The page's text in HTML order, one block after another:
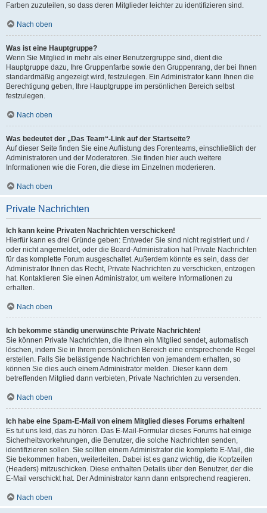
Farben zuzuteilen, so dass deren Mitglieder leichter zu identifizieren sind.
Nach oben
Was ist eine Hauptgruppe?
Wenn Sie Mitglied in mehr als einer Benutzergruppe sind, dient die
Hauptgruppe dazu, Ihre Gruppenfarbe sowie den Gruppenrang, der bei Ihnen
standardmäßig angezeigt wird, festzulegen. Ein Administrator kann Ihnen die
Berechtigung geben, Ihre Hauptgruppe im persönlichen Bereich selbst
festzulegen.
Nach oben
Was bedeutet der „Das Team“-Link auf der Startseite?
Auf dieser Seite finden Sie eine Auflistung des Forenteams, einschließlich der
Administratoren und der Moderatoren. Sie finden hier auch weitere
Informationen wie die Foren, die diese im Einzelnen moderieren.
Nach oben
Private Nachrichten
Ich kann keine Privaten Nachrichten verschicken!
Hierfür kann es drei Gründe geben: Entweder Sie sind nicht registriert und /
oder nicht angemeldet, oder die Board-Administration hat Private Nachrichten
für das komplette Forum ausgeschaltet. Außerdem könnte es sein, dass der
Administrator Ihnen das Recht, Private Nachrichten zu verschicken, entzogen
hat. Kontaktieren Sie einen Administrator, um weitere Informationen zu
erhalten.
Nach oben
Ich bekomme ständig unerwünschte Private Nachrichten!
Sie können Private Nachrichten, die Ihnen ein Mitglied sendet, automatisch
löschen, indem Sie in Ihrem persönlichen Bereich eine entsprechende Regel
erstellen. Falls Sie belästigende Nachrichten von jemandem erhalten, so
können Sie dies auch einem Administrator melden. Dieser kann dem
betreffenden Mitglied dann verbieten, Private Nachrichten zu versenden.
Nach oben
Ich habe eine Spam-E-Mail von einem Mitglied dieses Forums erhalten!
Es tut uns leid, das zu hören. Das E-Mail-Formular dieses Forums hat einige
Sicherheitsvorkehrungen, die Benutzer, die solche Nachrichten senden,
identifizieren sollen. Sie sollten einem Administrator die komplette E-Mail, die
Sie bekommen haben, weiterleiten. Dabei ist es ganz wichtig, die Kopfzeilen
(Headers) mitzuschicken. Diese enthalten Details über den Benutzer, der die
E-Mail verschickt hat. Der Administrator kann dann entsprechend reagieren.
Nach oben